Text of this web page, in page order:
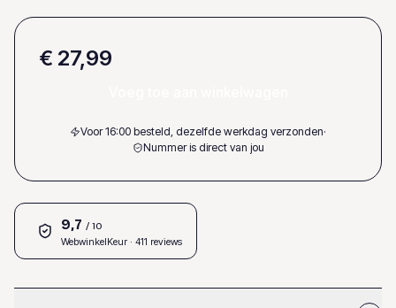
€ 27,99
Voor 16:00 besteld, dezelfde werkdag verzonden·
Nummer is direct van jou
9,7 / 10
WebwinkelKeur · 411 reviews